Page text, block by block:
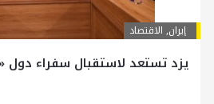
إيران, الاقتصاد
يزد تستعد لاستقبال سفراء دول